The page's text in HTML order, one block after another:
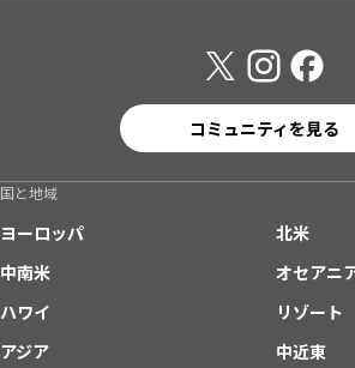
コミュニティを見る
国と地域
ヨーロッパ
北米
中南米
オセアニ
ハワイ
リゾート
アジア
中近東